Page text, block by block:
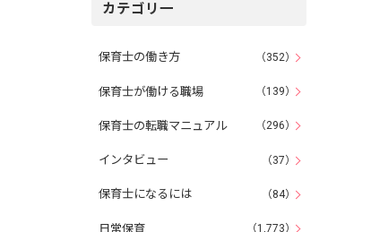
カテゴリ一
保育士の働き方 （352）
保育士が働ける職場 （139）
保育士の転職マニュアル （296）
インタビュー （37）
保育士になるには （84）
日常保育 （1,773）